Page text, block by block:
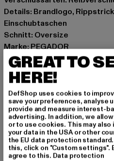
Details: Brandlogo,
Einschubtaschen
Schnitt: Oversize
Marke: PEGADOR
Kat.: Down Jackets
Farbe: schwarz
Hersteller Farbe: black
Materialzusammensetzung:
Art.Nr: PGDR3640-00007
Hersteller: Pegador GmbH |
Hollefeldstraße 16 | 48282
GREAT TO
HERE!
DefShop uses cookies to
save your preferences, analyse
provide and measure interest-
advertising. In addition, we
or to use cookies. This may
your data in the USA or other
the EU data protection
this, click on "Custom settings".
agree to this. Data protection